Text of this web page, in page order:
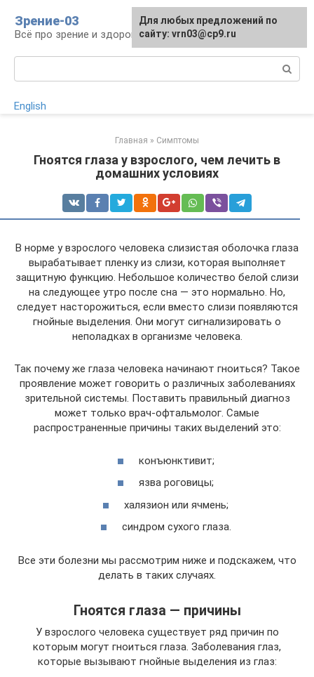
контенту
Зрение-03
Всё про зрение и здоровье глаз
English
Главная » Симптомы
Гноятся глаза у взрослого, чем лечить в
домашних условиях
В норме у взрослого человека слизистая оболочка глаза
вырабатывает пленку из слизи, которая выполняет
защитную функцию. Небольшое количество белой слизи
на следующее утро после сна — это нормально. Но,
следует насторожиться, если вместо слизи появляются
гнойные выделения. Они могут сигнализировать о
неполадках в организме человека.
Так почему же глаза человека начинают гноиться? Такое
проявление может говорить о различных заболеваниях
зрительной системы. Поставить правильный диагноз
может только врач-офтальмолог. Самые
распространенные причины таких выделений это:
конъюнктивит;
язва роговицы;
халязион или ячмень;
синдром сухого глаза.
Все эти болезни мы рассмотрим ниже и подскажем, что
делать в таких случаях.
Гноятся глаза — причины
У взрослого человека существует ряд причин по
которым могут гноиться глаза. Заболевания глаз,
которые вызывают гнойные выделения из глаз:
Для любых предложений по
сайту: vrn03@cp9.ru